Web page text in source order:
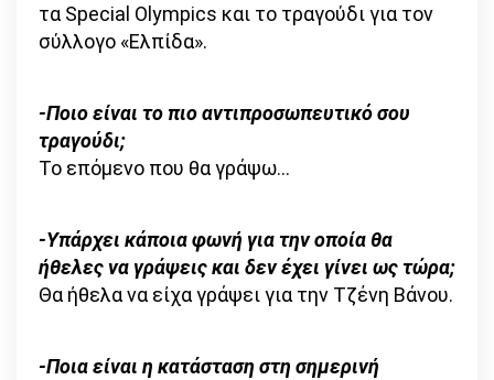
τα Special Olympics και το τραγούδι για τον
σύλλογο «Ελπίδα».
-Ποιο είναι το πιο αντιπροσωπευτικό σου
τραγούδι;
Το επόμενο που θα γράψω…
-Υπάρχει κάποια φωνή για την οποία θα
ήθελες να γράψεις και δεν έχει γίνει ως τώρα;
Θα ήθελα να είχα γράψει για την Τζένη Βάνου.
-Ποια είναι η κατάσταση στη σημερινή